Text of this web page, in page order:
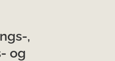
,
og